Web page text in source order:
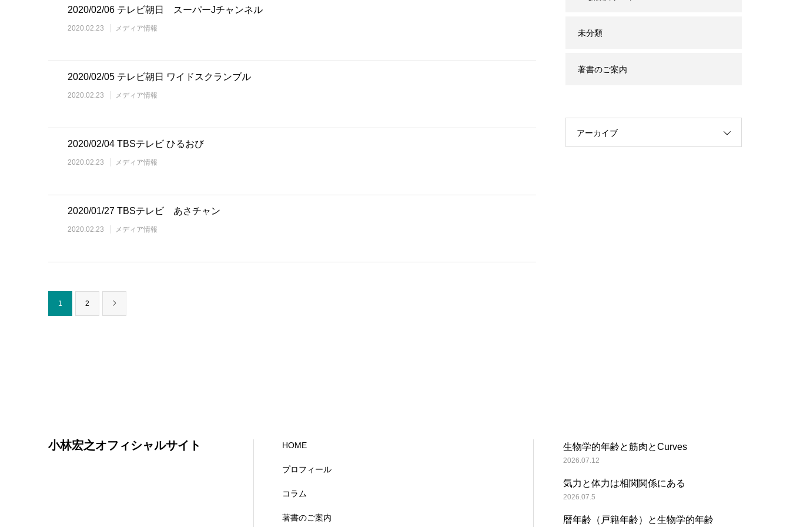
2020/02/06 テレビ朝日 スーパーJチャンネル
2020.02.23 メディア情報
2020/02/05 テレビ朝日 ワイドスクランブル
2020.02.23 メディア情報
2020/02/04 TBSテレビ ひるおび
2020.02.23 メディア情報
2020/01/27 TBSテレビ あさチャン
2020.02.23 メディア情報
1 2
未分類
著書のご案内
アーカイブ
小林宏之オフィシャルサイト HOME
プロフィール
コラム
著書のご案内
生物学的年齢と筋肉とCurves
2026.07.12
気力と体力は相関関係にある
2026.07.5
暦年齢（戸籍年齢）と生物学的年齢